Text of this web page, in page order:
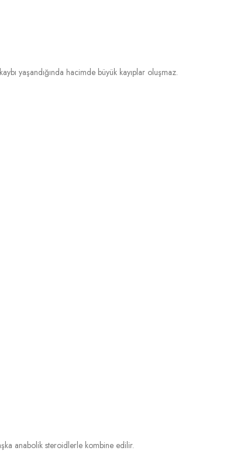
yaşandığında hacimde büyük kayıplar oluşmaz.
anabolik steroidlerle kombine edilir.